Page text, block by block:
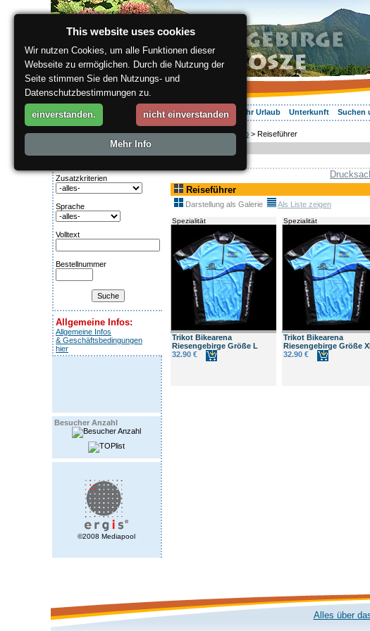
Über die Region Aktiv Erleben Entspannung Ihr Urlaub Unterkunft Suchen
Zusatzkriterien
Sprache
Volltext
Bestellnummer
Allgemeine Infos:
Allgemeine Infos
& Geschäftsbedingungen
hier
Besucher Anzahl
©2008 Mediapool
ergis.cz>Online-Shop > Reiseführer
Reiseführer
Darstellung als Galerie Als Liste zeigen
Spezialität
Trikot Bikearena
Riesengebirge Größe L
32.90 €
Spezialität
Trikot Bikearena
Riesengebirge Größe
32.90 €
Alles über
This website uses cookies
Wir nutzen Cookies, um alle Funktionen dieser
Webseite zu ermöglichen. Durch die Nutzung der
Seite stimmen Sie den Nutzungs- und
Datenschutzbestimmungen zu.
einverstanden. nicht einverstanden
Mehr Info